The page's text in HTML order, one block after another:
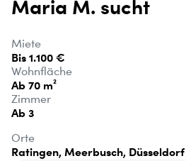
Maria M. sucht
Miete
Bis 1.100 €
Wohnfläche
Ab 70 m²
Zimmer
Ab 3
Orte
Ratingen, Meerbusch, Düsseldorf